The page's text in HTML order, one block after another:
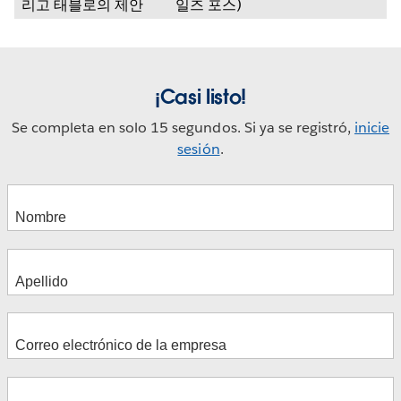
리고 태블로의 제안 일즈 포스)
¡Casi listo!
Se completa en solo 15 segundos. Si ya se registró, inicie
sesión.